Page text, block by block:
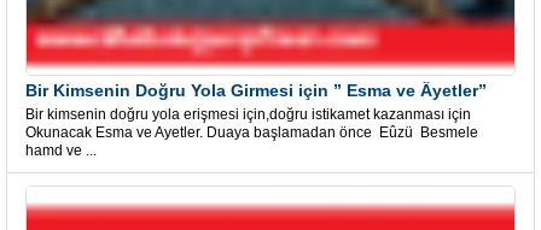
Bir Kimsenin Doğru Yola Girmesi için ” Esma ve Âyetler”
Bir kimsenin doğru yola erişmesi için,doğru istikamet kazanması için
Okunacak Esma ve Ayetler. Duaya başlamadan önce Eûzü Besmele
hamd ve ...